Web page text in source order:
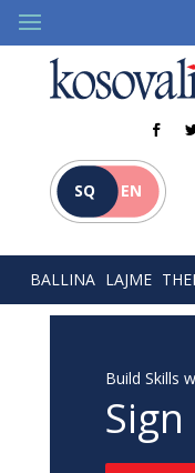
SQ EN
BALLINA LAJME
Build Skills